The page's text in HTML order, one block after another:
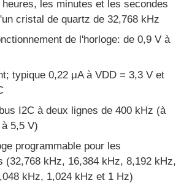
les minutes et les secondes
cristal de quartz de 32,768 kHz
de l'horloge: de 0,9 V à
typique 0,22 μA à VDD = 3,3 V et
I2C à deux lignes de 400 kHz (à
5,5 V)
programmable pour les
(32,768 kHz, 16,384 kHz, 8,192 kHz,
kHz, 1,024 kHz et 1 Hz)